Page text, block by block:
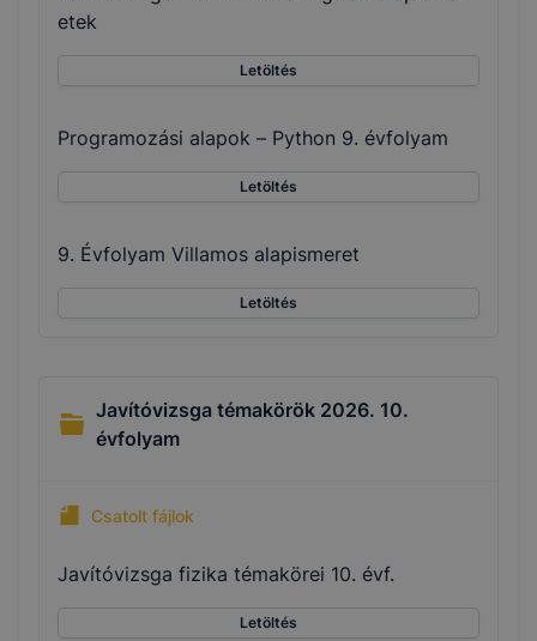
etek
Letöltés
Programozási alapok – Python 9. évfolyam
Letöltés
9. Évfolyam Villamos alapismeret
Letöltés
Javítóvizsga témakörök 2026. 10.
évfolyam
Csatolt fájlok
Javítóvizsga fizika témakörei 10. évf.
Letöltés